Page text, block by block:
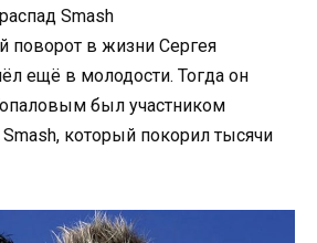
Smash
поворот в жизни Сергея
ещё в молодости. Тогда он
был участником
Smash, который покорил тысячи